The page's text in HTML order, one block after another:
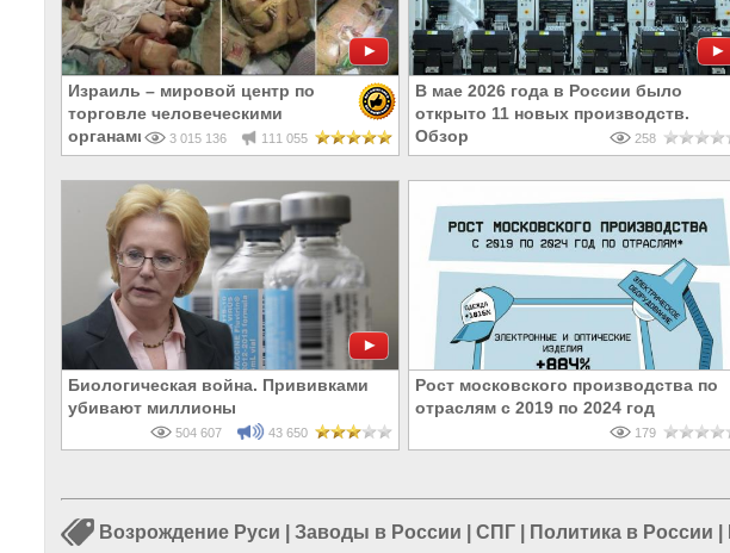
Израиль – мировой центр по
торговле человеческими
органами
3 015 136 111 055
В мае 2026 года в России было
открыто 11 новых производств.
Обзор
258
Биологическая война. Прививками
убивают миллионы
504 607 43 650
Рост московского производства по
отраслям с 2019 по 2024 год
179
Возрождение Руси Заводы в России СПГ Политика в России